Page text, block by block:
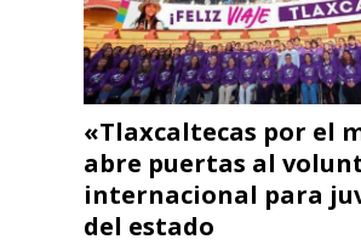
«Tlaxcaltecas por el
abre puertas al
internacional para
del estado